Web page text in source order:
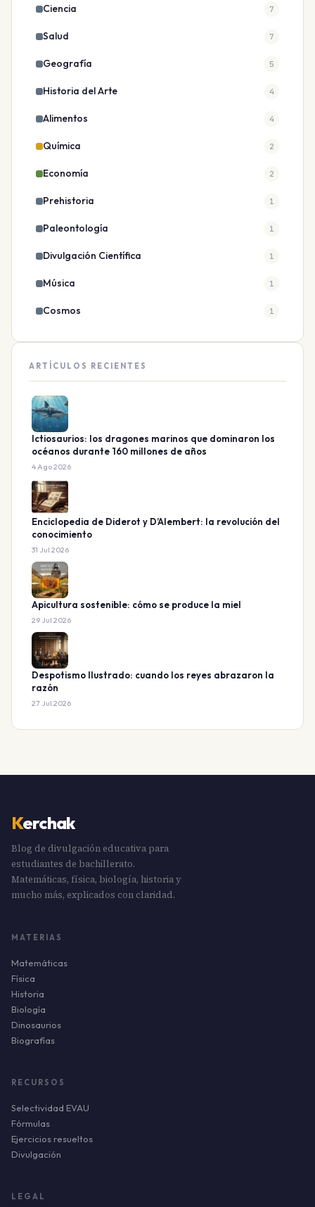
Ciencia 7
Salud 7
Geografía 5
Historia del Arte 4
Alimentos 4
Química 2
Economía 2
Prehistoria 1
Paleontología 1
Divulgación Científica 1
Música 1
Cosmos 1
ARTÍCULOS RECIENTES
Ictiosaurios: los dragones marinos que dominaron los
océanos durante 160 millones de años
4 Ago 2026
Enciclopedia de Diderot y D’Alembert: la revolución del
conocimiento
31 Jul 2026
Apicultura sostenible: cómo se produce la miel
29 Jul 2026
Despotismo Ilustrado: cuando los reyes abrazaron la
razón
27 Jul 2026
Kerchak
Blog de divulgación educativa para
estudiantes de bachillerato.
Matemáticas, física, biología, historia y
mucho más, explicados con claridad.
MATERIAS
Matemáticas
Física
Historia
Biología
Dinosaurios
Biografías
RECURSOS
Selectividad EVAU
Fórmulas
Ejercicios resueltos
Divulgación
LEGAL